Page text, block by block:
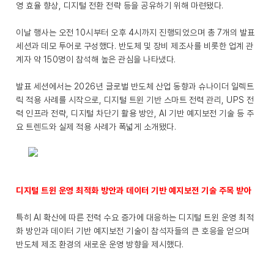
영 효율 향상, 디지털 전환 전략 등을 공유하기 위해 마련됐다.
이날 행사는 오전 10시부터 오후 4시까지 진행되었으며 총 7개의 발표
세션과 데모 투어로 구성했다. 반도체 및 장비 제조사를 비롯한 업계 관
계자 약 150명이 참석해 높은 관심을 나타냈다.
발표 세션에서는 2026년 글로벌 반도체 산업 동향과 슈나이더 일렉트
릭 적용 사례를 시작으로, 디지털 트윈 기반 스마트 전력 관리, UPS 전
력 인프라 전략, 디지털 차단기 활용 방안, AI 기반 예지보전 기술 등 주
요 트렌드와 실제 적용 사례가 폭넓게 소개됐다.
디지털 트윈 운영 최적화 방안과 데이터 기반 예지보전 기술 주목 받아
특히 AI 확산에 따른 전력 수요 증가에 대응하는 디지털 트윈 운영 최적
화 방안과 데이터 기반 예지보전 기술이 참석자들의 큰 호응을 얻으며
반도체 제조 환경의 새로운 운영 방향을 제시했다.